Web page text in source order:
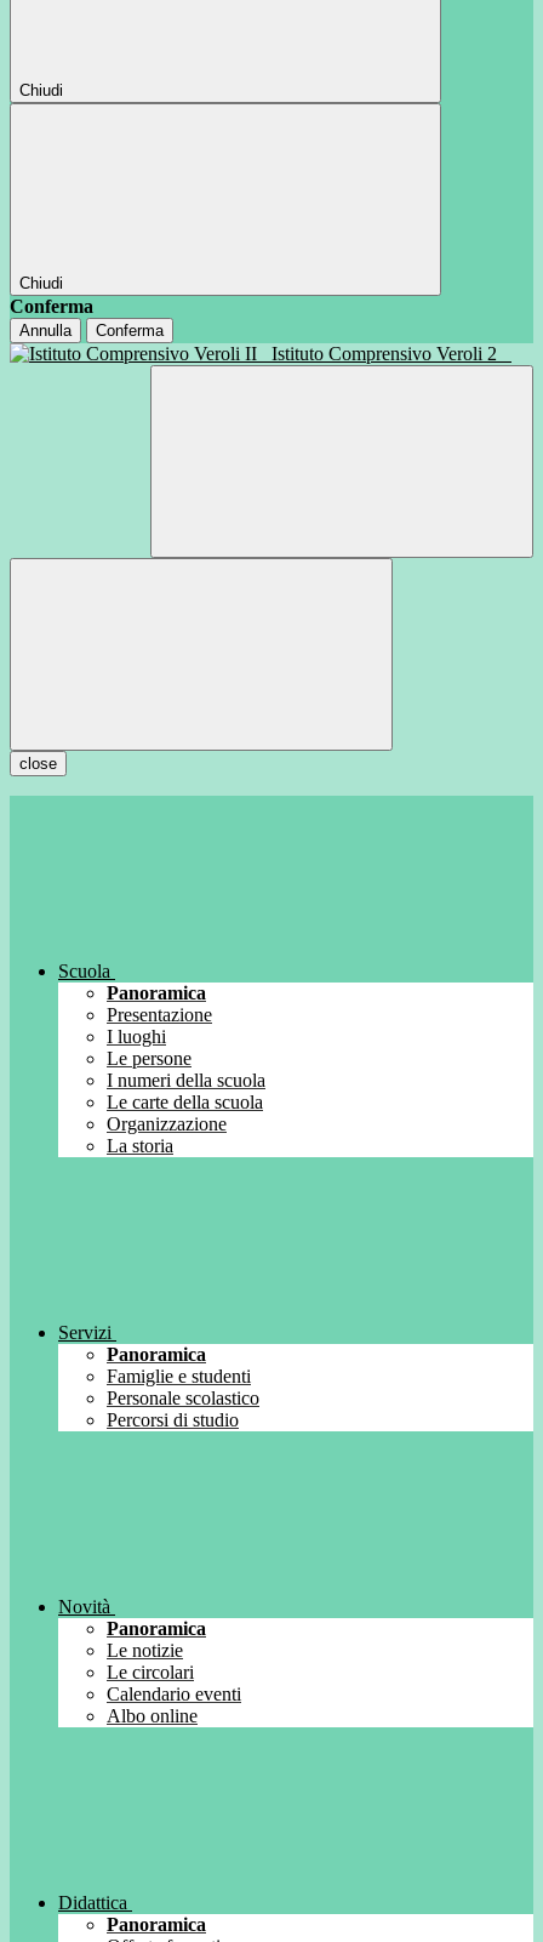
Chiudi
Chiudi
Conferma
Annulla Conferma
Istituto Comprensivo Veroli 2
close
Scuola
Panoramica
Presentazione
I luoghi
Le persone
I numeri della scuola
Le carte della scuola
Organizzazione
La storia
Servizi
Panoramica
Famiglie e studenti
Personale scolastico
Percorsi di studio
Novità
Panoramica
Le notizie
Le circolari
Calendario eventi
Albo online
Didattica
Panoramica